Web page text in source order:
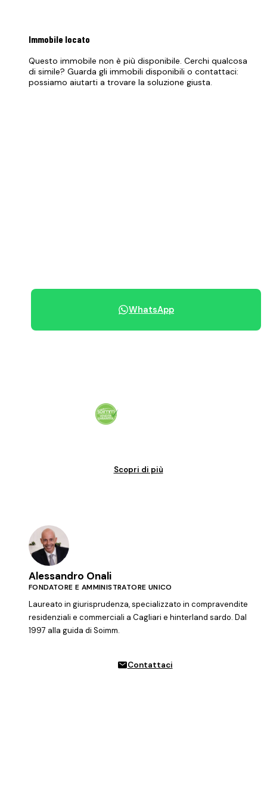
Immobile locato
Questo immobile non è più disponibile. Cerchi qualcosa
di simile? Guarda gli immobili disponibili o contattaci:
possiamo aiutarti a trovare la soluzione giusta.
WhatsApp
Scopri di più
Alessandro Onali
FONDATORE E AMMINISTRATORE UNICO
Laureato in giurisprudenza, specializzato in compravendite
residenziali e commerciali a Cagliari e hinterland sardo. Dal
1997 alla guida di Soimm.
Contattaci